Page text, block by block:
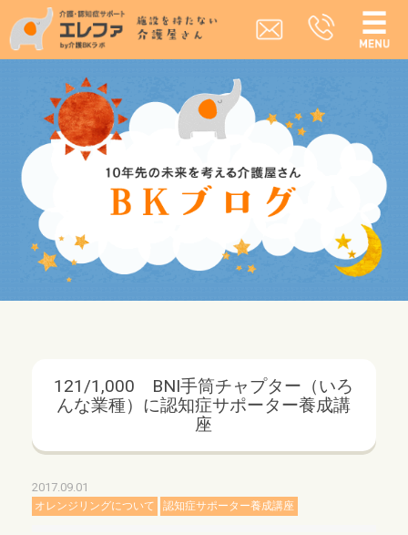
121/1,000 BNI手筒チャプター（いろ
んな業種）に認知症サポーター養成講
座
2017.09.01
オレンジリングについて 認知症サポーター養成講座